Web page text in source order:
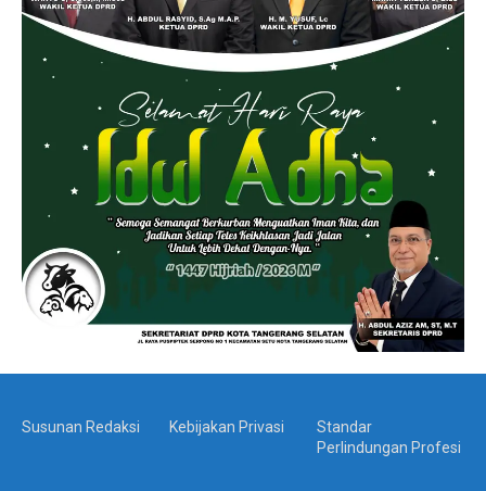
Susunan Redaksi Kebijakan Privasi
Standar
Perlindungan Profesi